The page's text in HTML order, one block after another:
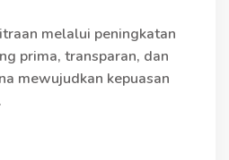
melalui peningkatan
prima, transparan, dan
mewujudkan kepuasan